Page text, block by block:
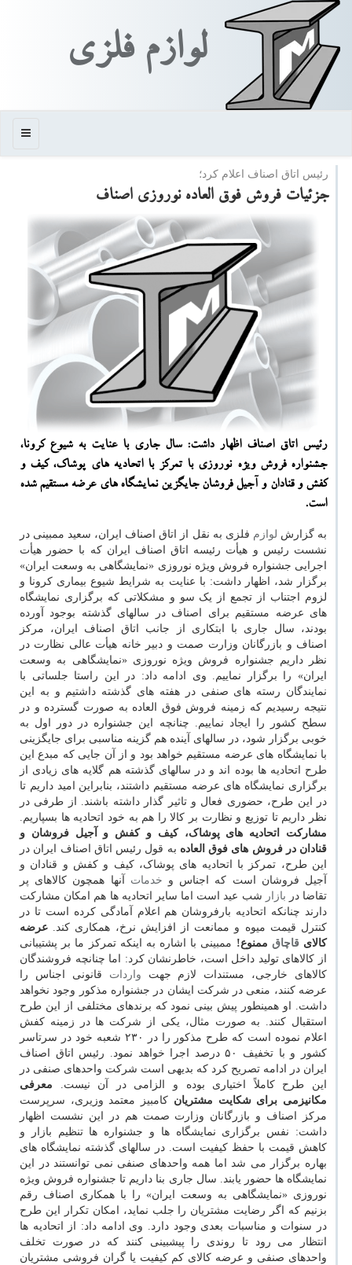
لوازم فلزی
منو
رئیس اتاق اصناف اعلام كرد؛
جزئیات فروش فوق العاده نوروزی اصناف
رئیس اتاق اصناف اظهار داشت: سال جاری با عنایت به شیوع کرونا،
جشنواره فروش ویژه نوروزی با تمرکز با اتحادیه های پوشاک، کیف و
کفش و قنادان و آجیل فروشان جایگزین نمایشگاه های عرضه مستقیم شده
است.
به گزارش لوازم فلزی به نقل از اتاق اصناف ایران، سعید ممبینی در
نشست رئیس و هیأت رئیسه اتاق اصناف ایران که با حضور هیأت
اجرایی جشنواره فروش ویژه نوروزی «نمایشگاهی به وسعت ایران»
برگزار شد، اظهار داشت: با عنایت به شرایط شیوع بیماری کرونا و
لزوم اجتناب از تجمع از یک سو و مشکلاتی که برگزاری نمایشگاه
های عرضه مستقیم برای اصناف در سالهای گذشته بوجود آورده
بودند، سال جاری با ابتکاری از جانب اتاق اصناف ایران، مرکز
اصناف و بازرگانان وزارت صمت و دبیر خانه هیأت عالی نظارت در
نظر داریم جشنواره فروش ویژه نوروزی «نمایشگاهی به وسعت
ایران» را برگزار نماییم. وی ادامه داد: در این راستا جلساتی با
نمایندگان رسته های صنفی در هفته های گذشته داشتیم و به این
نتیجه رسیدیم که زمینه فروش فوق العاده به صورت گسترده و در
سطح کشور را ایجاد نماییم. چنانچه این جشنواره در دور اول به
خوبی برگزار شود، در سالهای آینده هم گزینه مناسبی برای جایگزینی
با نمایشگاه های عرضه مستقیم خواهد بود و از آن جایی که مبدع این
طرح اتحادیه ها بوده اند و در سالهای گذشته هم گلایه های زیادی از
برگزاری نمایشگاه های عرضه مستقیم داشتند، بنابراین امید داریم تا
در این طرح، حضوری فعال و تاثیر گذار داشته باشند. از طرفی در
نظر داریم تا توزیع و نظارت بر کالا را هم به خود اتحادیه ها بسپاریم.
مشارکت اتحادیه های پوشاک، کیف و کفش و آجیل فروشان و
قنادان در فروش های فوق العاده به قول رئیس اتاق اصناف ایران در
این طرح، تمرکز با اتحادیه های پوشاک، کیف و کفش و قنادان و
آجیل فروشان است که اجناس و خدمات آنها همچون کالاهای پر
تقاضا در بازار شب عید است اما سایر اتحادیه ها هم امکان مشارکت
دارند چنانکه اتحادیه بارفروشان هم اعلام آمادگی کرده است تا در
کنترل قیمت میوه و ممانعت از افزایش نرخ، همکاری کند. عرضه
کالایقاچاق ممنوع! ممبینی با اشاره به اینکه تمرکز ما بر پشتیبانی
از کالاهای تولید داخل است، خاطرنشان کرد: اما چنانچه فروشندگان
کالاهای خارجی، مستندات لازم جهت واردات قانونی اجناس را
عرضه کنند، منعی در شرکت ایشان در جشنواره مذکور وجود نخواهد
داشت. او همینطور پیش بینی نمود که برندهای مختلفی از این طرح
استقبال کنند. به صورت مثال، یکی از شرکت ها در زمینه کفش
اعلام نموده است که طرح مذکور را در ۲۳۰ شعبه خود در سرتاسر
کشور و با تخفیف ۵۰ درصد اجرا خواهد نمود. رئیس اتاق اصناف
ایران در ادامه تصریح کرد که بدیهی است شرکت واحدهای صنفی در
این طرح کاملاً اختیاری بوده و الزامی در آن نیست. معرفی
مکانیزمی برای شکایت مشتریان کامبیز معتمد وزیری، سرپرست
مرکز اصناف و بازرگانان وزارت صمت هم در این نشست اظهار
داشت: نفس برگزاری نمایشگاه ها و جشنواره ها تنظیم بازار و
کاهش قیمت با حفظ کیفیت است. در سالهای گذشته نمایشگاه های
بهاره برگزار می شد اما همه واحدهای صنفی نمی توانستند در این
نمایشگاه ها حضور یابند. سال جاری بنا داریم تا جشنواره فروش ویژه
نوروزی «نمایشگاهی به وسعت ایران» را با همکاری اصناف رقم
بزنیم که اگر رضایت مشتریان را جلب نماید، امکان تکرار این طرح
در سنوات و مناسبات بعدی وجود دارد. وی ادامه داد: از اتحادیه ها
انتظار می رود تا روندی را پیشبینی کنند که در صورت تخلف
واحدهای صنفی و عرضه کالای کم کیفیت یا گران فروشی مشتریان